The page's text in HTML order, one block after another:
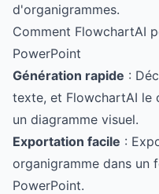
d'organigrammes.
Comment FlowchartAI
PowerPoint
Génération rapide :
texte, et FlowchartAI le
un diagramme visuel.
Exportation facile :
organigramme dans un
PowerPoint.